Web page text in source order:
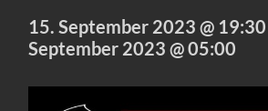
15. September 2023 @ 19:30
September 2023 @ 05:00